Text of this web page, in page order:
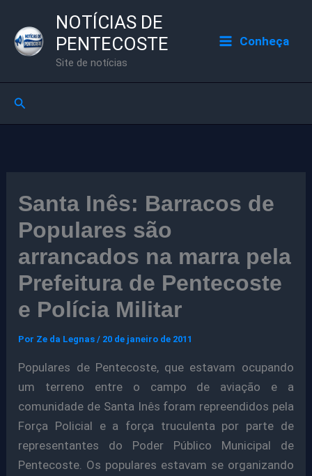
para
NOTÍCIAS DE
PENTECOSTE
Site de notícias
Conheça
Pesquisar
Santa Inês: Barracos de
Populares são
arrancados na marra pela
Prefeitura de Pentecoste
e Polícia Militar
Por Ze da Legnas/ 20 de janeiro de 2011
Populares de Pentecoste, que estavam ocupando
um terreno entre o campo de aviação e a
comunidade de Santa Inês foram repreendidos pela
Força Policial e a força truculenta por parte de
representantes do Poder Público Municipal de
Pentecoste. Os populares estavam se organizando